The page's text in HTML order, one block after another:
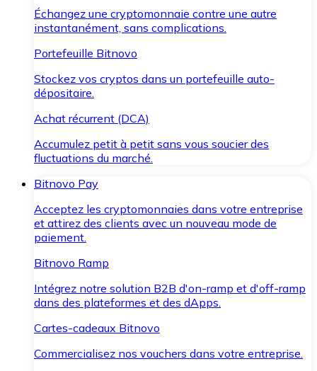
Échangez une cryptomonnaie contre une autre
instantanément, sans complications.
Portefeuille Bitnovo
Stockez vos cryptos dans un portefeuille auto-
dépositaire.
Achat récurrent (DCA)
Accumulez petit à petit sans vous soucier des
fluctuations du marché.
Bitnovo Pay
Acceptez les cryptomonnaies dans votre entreprise
et attirez des clients avec un nouveau mode de
paiement.
Bitnovo Ramp
Intégrez notre solution B2B d'on-ramp et d'off-ramp
dans des plateformes et des dApps.
Cartes-cadeaux Bitnovo
Commercialisez nos vouchers dans votre entreprise.